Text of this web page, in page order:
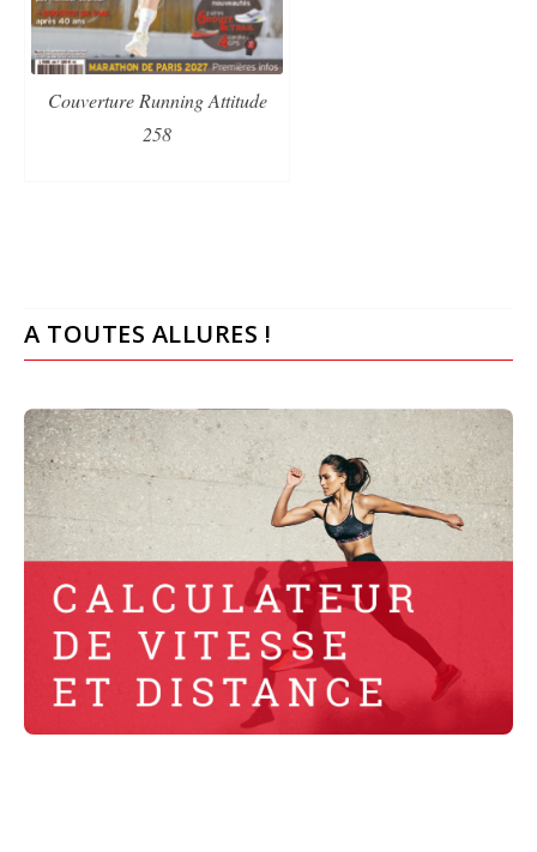
Couverture Running Attitude
258
A TOUTES ALLURES !